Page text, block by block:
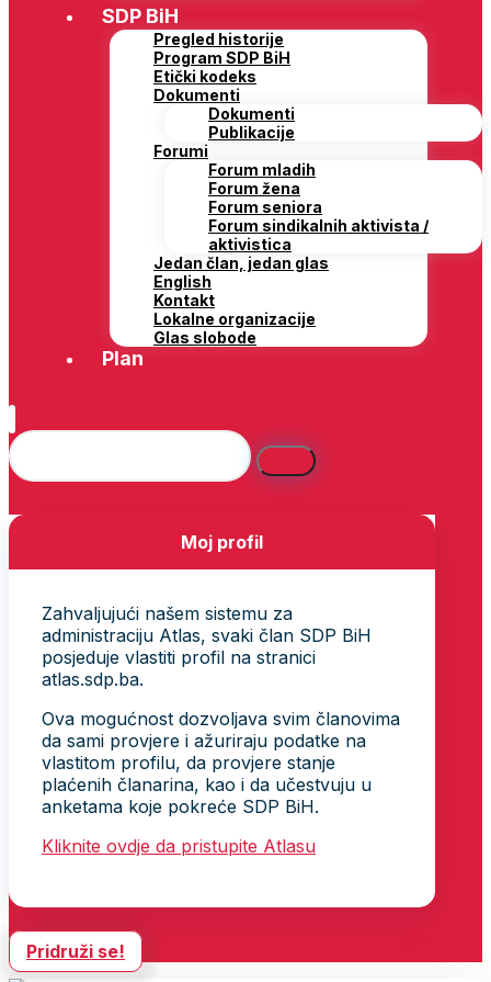
SDP BiH
Pregled historije
Program SDP BiH
Etički kodeks
Dokumenti
Dokumenti
Publikacije
Forumi
Forum mladih
Forum žena
Forum seniora
Forum sindikalnih aktivista /
aktivistica
Jedan član, jedan glas
English
Kontakt
Lokalne organizacije
Glas slobode
Plan
Moj profil
Zahvaljujući našem sistemu za
administraciju Atlas, svaki član SDP BiH
posjeduje vlastiti profil na stranici
atlas.sdp.ba.
Ova mogućnost dozvoljava svim članovima
da sami provjere i ažuriraju podatke na
vlastitom profilu, da provjere stanje
plaćenih članarina, kao i da učestvuju u
anketama koje pokreće SDP BiH.
Kliknite ovdje da pristupite Atlasu
Pridruži se!